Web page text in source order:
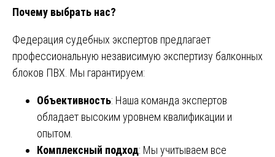
Почему выбрать нас?
Федерация судебных экспертов предлагает
профессиональную независимую экспертизу балконных
блоков ПВХ. Мы гарантируем:
Объективность: Наша команда экспертов
обладает высоким уровнем квалификации и
опытом.
Комплексный подход: Мы учитываем все